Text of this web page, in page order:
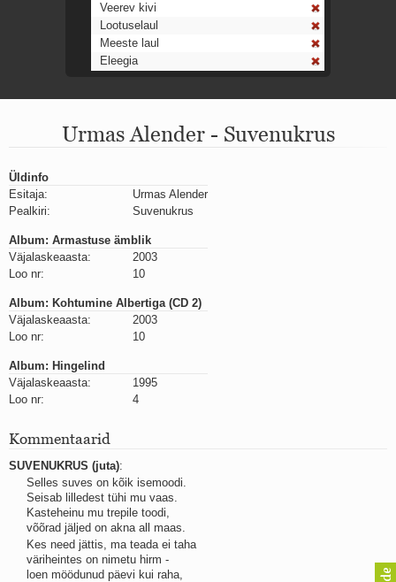
Veerev kivi
Lootuselaul
Meeste laul
Eleegia
Ahtumine
Mu isamaa on minu arm
Oota mind
Päikeselapsed
Laul võimalusest
Luigelaul
Mis saab sellest loomusevalust
Ei mullast
Avanemine
Üleminek
Laul teost
Põhi, lõuna, ida, lääs
Omaette
Kassimäng
Läänemere lained
Üle müüri
Valgusemaastikud
Kaks pihtimust
Ahtumine
Braueri lint
Urmas Alender - Suvenukrus
Üldinfo
Esitaja:
Urmas Alender
Pealkiri:
Suvenukrus
Album: Armastuse ämblik
Väjalaskeaasta:
2003
Loo nr:
10
Album: Kohtumine Albertiga (CD 2)
Väjalaskeaasta:
2003
Loo nr:
10
Album: Hingelind
Väjalaskeaasta:
1995
Loo nr:
4
Kommentaarid
SUVENUKRUS (juta):
Selles suves on kõik isemoodi.
Seisab lilledest tühi mu vaas.
Kasteheinu mu trepile toodi,
võõrad jäljed on akna all maas.
Kes need jättis, ma teada ei taha
väriheintes on nimetu hirm -
loen möödunud päevi kui raha,